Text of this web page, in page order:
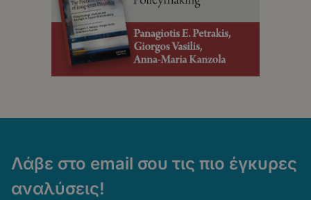
Λάβε στο email σου τις πιο έγκυρες
αναλύσεις!